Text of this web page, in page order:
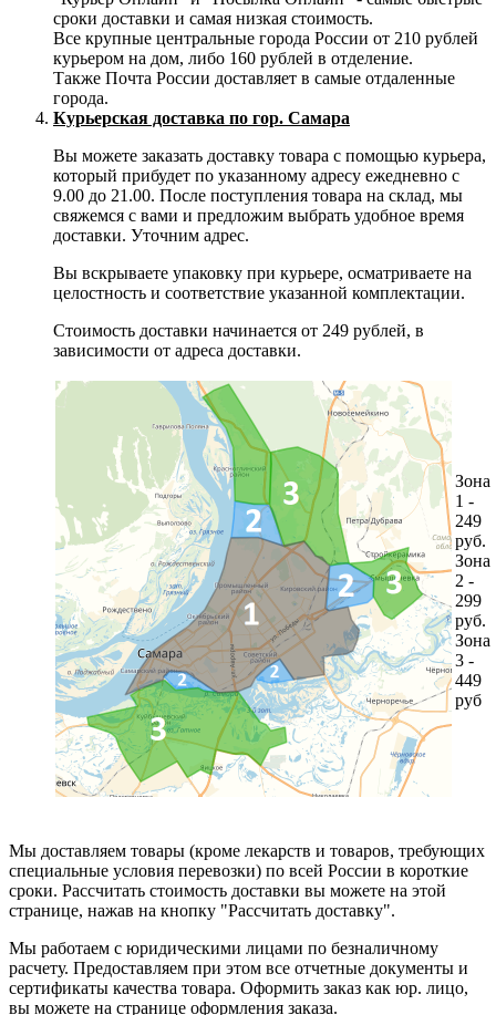
сроки доставки и самая низкая стоимость.
Все крупные центральные города России от 210 рублей
курьером на дом, либо 160 рублей в отделение.
Также Почта России доставляет в самые отдаленные
города.
Курьерская доставка по гор. Самара
Вы можете заказать доставку товара с помощью курьера,
который прибудет по указанному адресу ежедневно с
9.00 до 21.00. После поступления товара на склад, мы
свяжемся с вами и предложим выбрать удобное время
доставки. Уточним адрес.
Вы вскрываете упаковку при курьере, осматриваете на
целостность и соответствие указанной комплектации.
Стоимость доставки начинается от 249 рублей, в
зависимости от адреса доставки.
Зона
1 -
249
руб.
Зона
2 -
299
руб.
Зона
3 -
449
руб
Мы доставляем товары (кроме лекарств и товаров, требующих
специальные условия перевозки) по всей России в короткие
сроки. Рассчитать стоимость доставки вы можете на этой
странице, нажав на кнопку "Рассчитать доставку".
Мы работаем с юридическими лицами по безналичному
расчету. Предоставляем при этом все отчетные документы и
сертификаты качества товара. Оформить заказ как юр. лицо,
вы можете на странице оформления заказа.